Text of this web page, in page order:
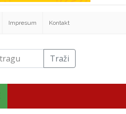
Impresum Kontakt
Traži